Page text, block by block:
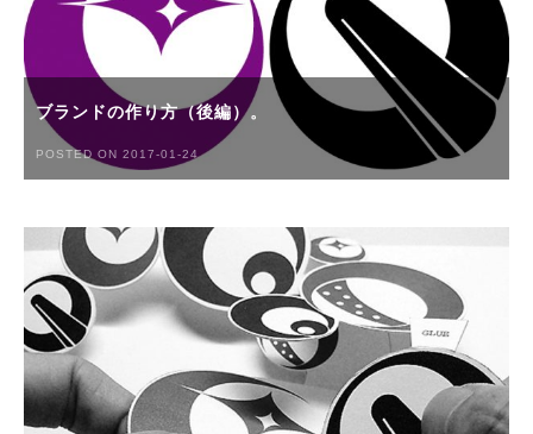
ブランドの作り方（後編）。
POSTED ON 2017-01-24